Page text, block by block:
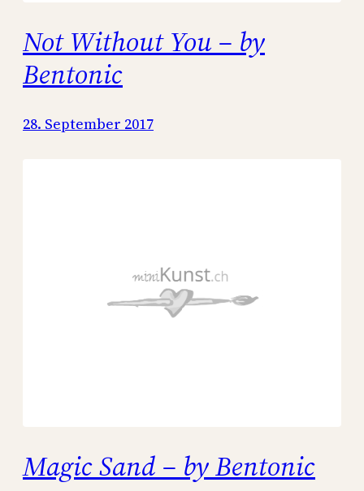
Not Without You – by
Bentonic
28. September 2017
Magic Sand – by Bentonic